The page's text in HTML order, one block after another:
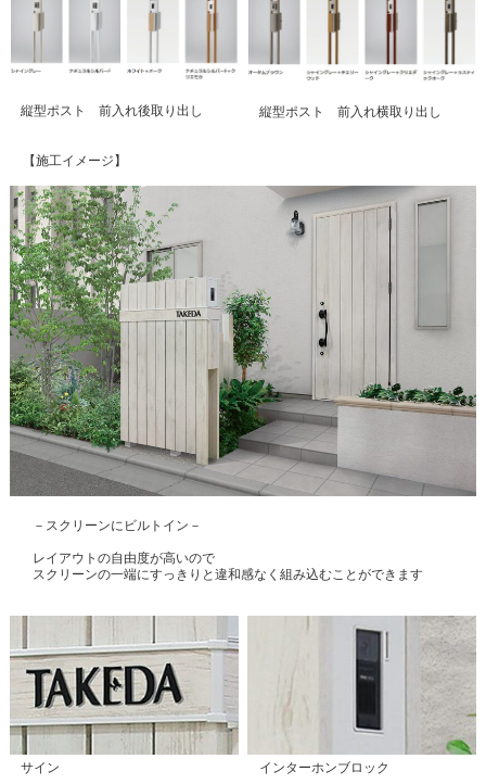
縦型ポスト 前入れ後取り出し 縦型ポスト 前入れ横取り出し
【施工イメージ】
－スクリーンにビルトイン－
レイアウトの自由度が高いので
スクリーンの一端にすっきりと違和感なく組み込むことができます
サイン インターホンブロック